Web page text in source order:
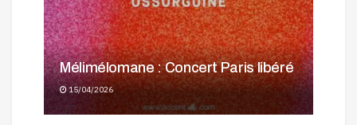
Mélimélomane : Concert Paris libéré
15/04/2026